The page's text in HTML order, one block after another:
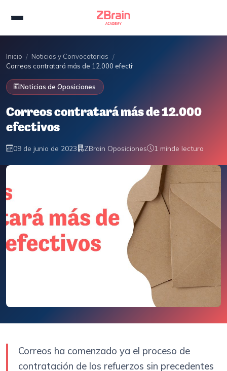
Inicio / Noticias y Convocatorias /
Correos contratará más de 12.000 efectivos
Noticias de Oposiciones
Correos contratará más de 12.000
efectivos
09 de junio de 2023 ZBrain Oposiciones 1 minde lectura
Correos ha comenzado ya el proceso de
contratación de los refuerzos sin precedentes